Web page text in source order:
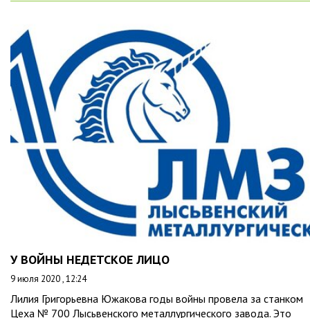
У ВОЙНЫ НЕДЕТСКОЕ ЛИЦО
9 июля 2020 , 12:24
Лилия Григорьевна Южакова годы войны провела за станком
Цеха № 700 Лысьвенского металлургического завода. Это